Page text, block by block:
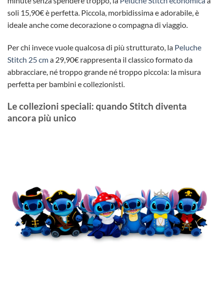
soli 15,90€ è perfetta. Piccola, morbidissima e adorabile, è
ideale anche come decorazione o compagna di viaggio.
Per chi invece vuole qualcosa di più strutturato, la Peluche
Stitch 25 cma 29,90€ rappresenta il classico formato da
abbracciare, né troppo grande né troppo piccola: la misura
perfetta per bambini e collezionisti.
Le collezioni speciali: quando Stitch diventa
ancora più unico